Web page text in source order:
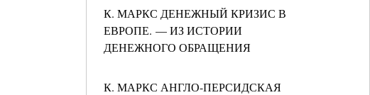
К. МАРКС ДЕНЕЖНЫЙ КРИЗИС В
ЕВРОПЕ. — ИЗ ИСТОРИИ
ДЕНЕЖНОГО ОБРАЩЕНИЯ
К. МАРКС АНГЛО-ПЕРСИДСКАЯ